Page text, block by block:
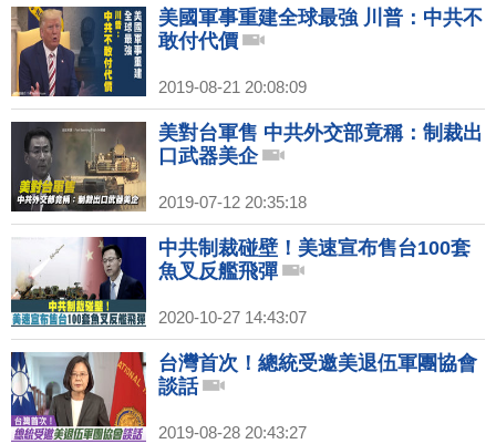
美國軍事重建全球最強 川普：中共不
敢付代價
2019-08-21 20:08:09
美對台軍售 中共外交部竟稱：制裁出
口武器美企
2019-07-12 20:35:18
中共制裁碰壁！美速宣布售台100套
魚叉反艦飛彈
2020-10-27 14:43:07
台灣首次！總統受邀美退伍軍團協會
談話
2019-08-28 20:43:27